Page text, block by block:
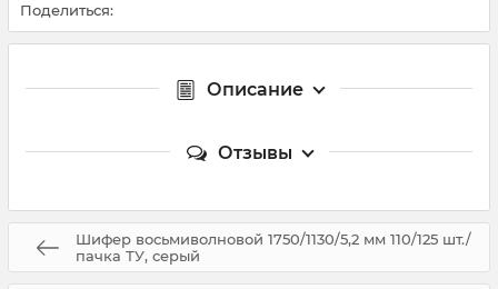
Поделиться:
Описание
Отзывы
Шифер восьмиволновой 1750/1130/5,2 мм 110/125 шт./
пачка ТУ, серый